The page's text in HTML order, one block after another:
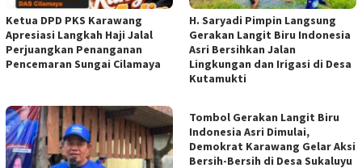
Ketua DPD PKS Karawang
Apresiasi Langkah Haji Jalal
Perjuangkan Penanganan
Pencemaran Sungai Cilamaya
H. Saryadi Pimpin Langsung
Gerakan Langit Biru Indonesia
Asri Bersihkan Jalan
Lingkungan dan Irigasi di Desa
Kutamukti
Tombol Gerakan Langit Biru
Indonesia Asri Dimulai,
Demokrat Karawang Gelar Aksi
Bersih-Bersih di Desa Sukaluyu